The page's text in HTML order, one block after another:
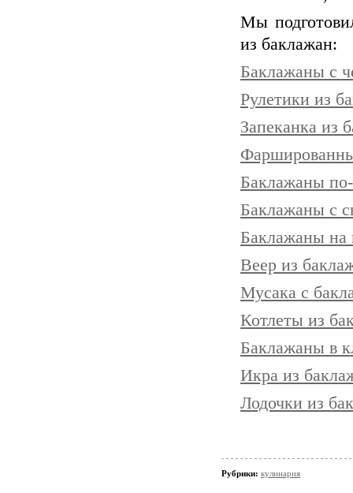
Мы
из баклажан:
Баклажаны с
Рулетики из
Запеканка из
Баклажаны
Баклажаны с
Баклажаны на
Веер из
Мусака с
Котлеты из
Баклажаны в
Икра из
Лодочки из
Рубрики: кулинария